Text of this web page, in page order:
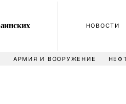
НОВОСТИ
АРМИЯ И ВООРУЖЕНИЕ